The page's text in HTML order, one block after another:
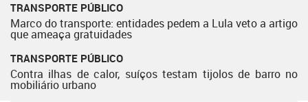
TRANSPORTE PÚBLICO
Marco do transporte: entidades pedem a Lula veto a artigo
que ameaça gratuidades
TRANSPORTE PÚBLICO
Contra ilhas de calor, suíços testam tijolos de barro no
mobiliário urbano